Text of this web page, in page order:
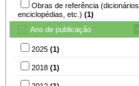
Obras de referência (dicionários,
enciclopédias, etc.) (1)
Ano de publicação
2025 (1)
2018 (1)